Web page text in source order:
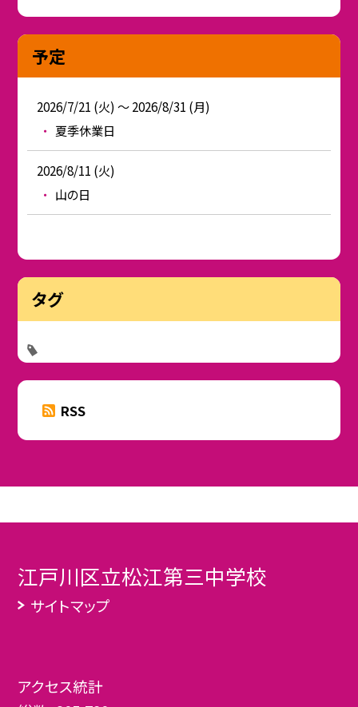
予定
2026/7/21 (火) ～ 2026/8/31 (月)
夏季休業日
2026/8/11 (火)
山の日
タグ
RSS
江戸川区立松江第三中学校
サイトマップ
アクセス統計